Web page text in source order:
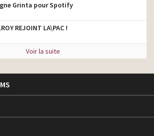
Grinta pour Spotify
REJOINT LA\PAC !
Voir la suite